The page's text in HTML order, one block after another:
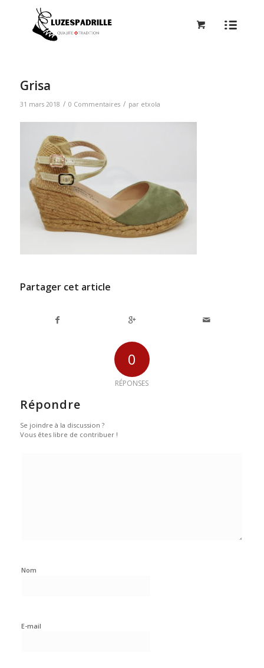
Grisa
31 mars 2018 / 0 Commentaires / par etxola
Partager cet article
0
RÉPONSES
Répondre
Se joindre à la discussion ?
Vous êtes libre de contribuer !
Nom
E-mail